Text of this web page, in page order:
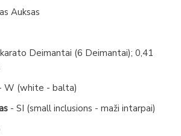
Auksas
Deimantai (6 Deimantai); 0,41
W (white - balta)
- SI (small inclusions - maži intarpai)